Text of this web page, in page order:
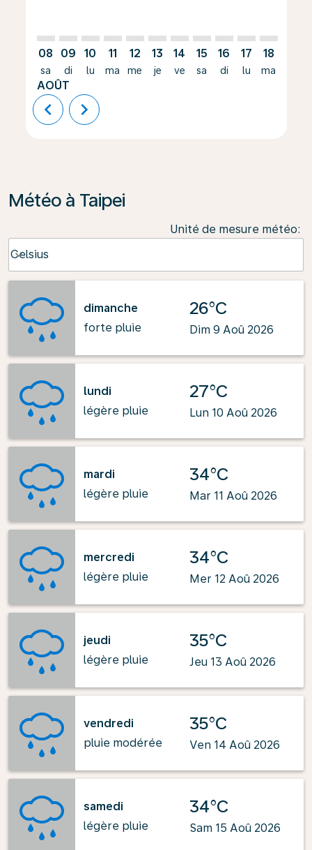
08
sa
AOÛT
09
di
10
lu
11
ma
12
me
13
je
14
ve
15
sa
16
di
17
lu
18
ma
chevron_left chevron_right
Météo à Taipei
Unité de mesure météo:
Celsius
keyboard_arrow_down
dimanche
forte pluie
26°C
Dim 9 Aoû 2026
lundi
légère pluie
27°C
Lun 10 Aoû 2026
mardi
légère pluie
34°C
Mar 11 Aoû 2026
mercredi
légère pluie
34°C
Mer 12 Aoû 2026
jeudi
légère pluie
35°C
Jeu 13 Aoû 2026
vendredi
pluie modérée
35°C
Ven 14 Aoû 2026
samedi
légère pluie
34°C
Sam 15 Aoû 2026